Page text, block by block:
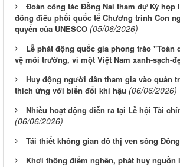
Đoàn công tác Đồng Nai tham dự Kỳ họp
đồng điều phối quốc tế Chương trình Con
quyển của UNESCO (05/06/2026)
Lễ phát động quốc gia phong trào "Toàn
vệ môi trường, vì một Việt Nam xanh-sạch-
Huy động người dân tham gia vào quản
thích ứng với biến đổi khí hậu (06/06/2026)
Nhiều hoạt động diễn ra tại Lễ hội Tài
(06/06/2026)
Tái thiết không gian đô thị ven sông
Khơi thông điểm nghẽn, phát huy nguồn